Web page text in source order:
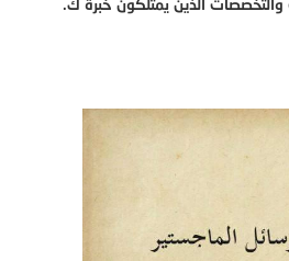
والتخصصات الذين يمتلكون خبرة ك.